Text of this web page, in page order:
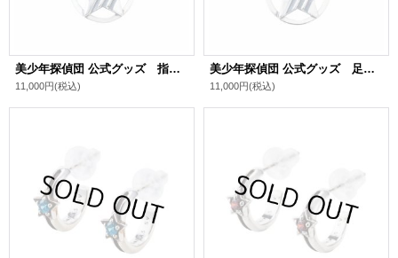
美少年探偵団 公式グッズ 指輪創作 シルバーネックレス
11,000円(税込)
美少年探偵団 公式グッズ 足利飆太 シルバーネックレス
11,000円(税込)